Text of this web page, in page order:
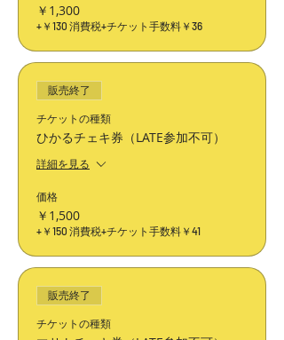
￥1,300
+￥130 消費税+チケット手数料￥36
販売終了
チケットの種類
ひかるチェキ券（LATE参加不可）
詳細を見る
価格
￥1,500
+￥150 消費税+チケット手数料￥41
販売終了
チケットの種類